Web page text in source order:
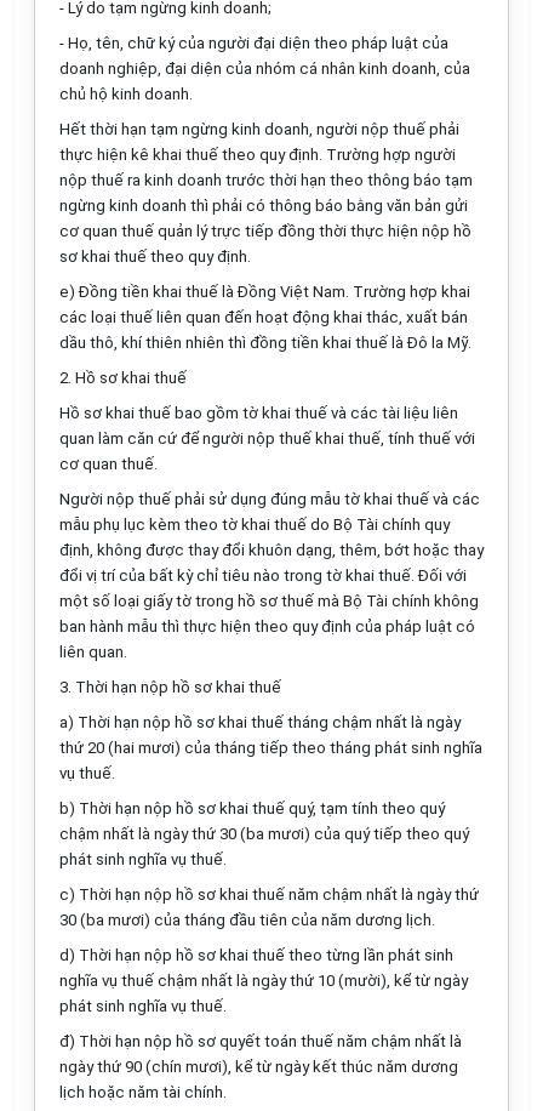
- Lý do tạm ngừng kinh doanh;
- Họ, tên, chữ ký của người đại diện theo pháp luật của
doanh nghiệp, đại diện của nhóm cá nhân kinh doanh, của
chủ hộ kinh doanh.
Hết thời hạn tạm ngừng kinh doanh, người nộp thuế phải
thực hiện kê khai thuế theo quy định. Trường hợp người
nộp thuế ra kinh doanh trước thời hạn theo thông báo tạm
ngừng kinh doanh thì phải có thông báo bằng văn bản gửi
cơ quan thuế quản lý trực tiếp đồng thời thực hiện nộp hồ
sơ khai thuế theo quy định.
e) Đồng tiền khai thuế là Đồng Việt Nam. Trường hợp khai
các loại thuế liên quan đến hoạt động khai thác, xuất bán
dầu thô, khí thiên nhiên thì đồng tiền khai thuế là Đô la Mỹ.
2. Hồ sơ khai thuế
Hồ sơ khai thuế bao gồm tờ khai thuế và các tài liệu liên
quan làm căn cứ để người nộp thuế khai thuế, tính thuế với
cơ quan thuế.
Người nộp thuế phải sử dụng đúng mẫu tờ khai thuế và các
mẫu phụ lục kèm theo tờ khai thuế do Bộ Tài chính quy
định, không được thay đổi khuôn dạng, thêm, bớt hoặc thay
đổi vị trí của bất kỳ chỉ tiêu nào trong tờ khai thuế. Đối với
một số loại giấy tờ trong hồ sơ thuế mà Bộ Tài chính không
ban hành mẫu thì thực hiện theo quy định của pháp luật có
liên quan.
3. Thời hạn nộp hồ sơ khai thuế
a) Thời hạn nộp hồ sơ khai thuế tháng chậm nhất là ngày
thứ 20 (hai mươi) của tháng tiếp theo tháng phát sinh nghĩa
vụ thuế.
b) Thời hạn nộp hồ sơ khai thuế quý, tạm tính theo quý
chậm nhất là ngày thứ 30 (ba mươi) của quý tiếp theo quý
phát sinh nghĩa vụ thuế.
c) Thời hạn nộp hồ sơ khai thuế năm chậm nhất là ngày thứ
30 (ba mươi) của tháng đầu tiên của năm dương lịch.
d) Thời hạn nộp hồ sơ khai thuế theo từng lần phát sinh
nghĩa vụ thuế chậm nhất là ngày thứ 10 (mười), kể từ ngày
phát sinh nghĩa vụ thuế.
đ) Thời hạn nộp hồ sơ quyết toán thuế năm chậm nhất là
ngày thứ 90 (chín mươi), kể từ ngày kết thúc năm dương
lịch hoặc năm tài chính.